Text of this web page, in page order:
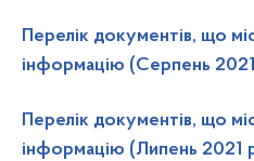
Перелiк документів, що
інформацію (Серпень
Перелiк документів, що
інформацію (Липень 2021